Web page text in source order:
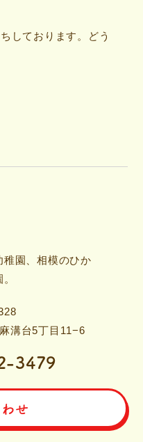
しております。どう
溝台5丁目11−6
3479
せ